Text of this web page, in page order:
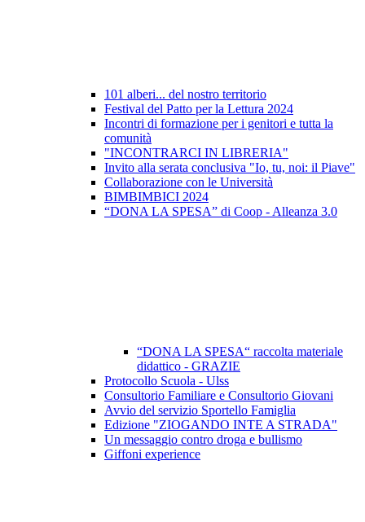
101 alberi... del nostro territorio
Festival del Patto per la Lettura 2024
Incontri di formazione per i genitori e tutta la
comunità
"INCONTRARCI IN LIBRERIA"
Invito alla serata conclusiva "Io, tu, noi: il Piave"
Collaborazione con le Università
BIMBIMBICI 2024
“DONA LA SPESA” di Coop - Alleanza 3.0
“DONA LA SPESA“ raccolta materiale
didattico - GRAZIE
Protocollo Scuola - Ulss
Consultorio Familiare e Consultorio Giovani
Avvio del servizio Sportello Famiglia
Edizione "ZIOGANDO INTE A STRADA"
Un messaggio contro droga e bullismo
Giffoni experience